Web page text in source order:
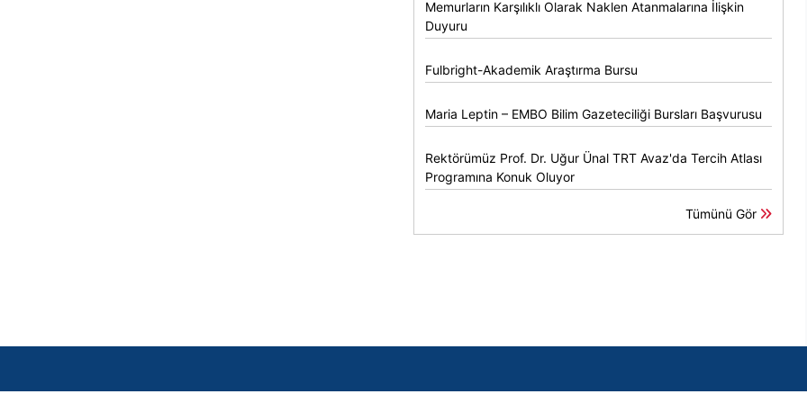
Memurların Karşılıklı Olarak Naklen Atanmalarına İlişkin
Duyuru
Fulbright-Akademik Araştırma Bursu
Maria Leptin – EMBO Bilim Gazeteciliği Bursları Başvurusu
Rektörümüz Prof. Dr. Uğur Ünal TRT Avaz'da Tercih Atlası
Programına Konuk Oluyor
Tümünü Gör